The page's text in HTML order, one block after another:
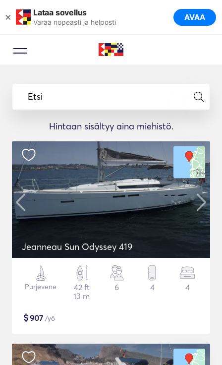
× Lataa sovellus
Varaa nopeasti ja helposti AVAA
Etsi
Hintaan sisältyy aina miehistö.
Jeanneau Sun Odyssey 419
Purjevene
42 ft
13 m
6 4 4
$907 /yö